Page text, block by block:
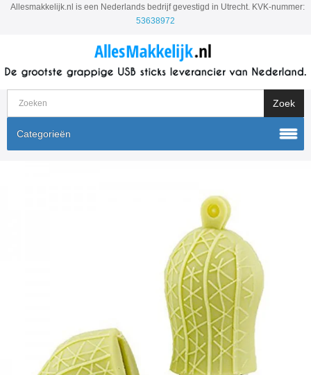
Allesmakkelijk.nl is een Nederlands bedrijf gevestigd in Utrecht. KVK-nummer:
53638972
Categorieën